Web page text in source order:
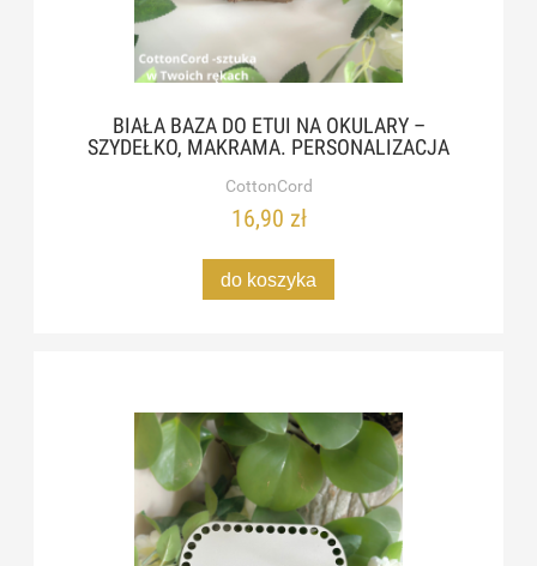
BIAŁA BAZA DO ETUI NA OKULARY –
SZYDEŁKO, MAKRAMA. PERSONALIZACJA
CottonCord
16,90 zł
do koszyka